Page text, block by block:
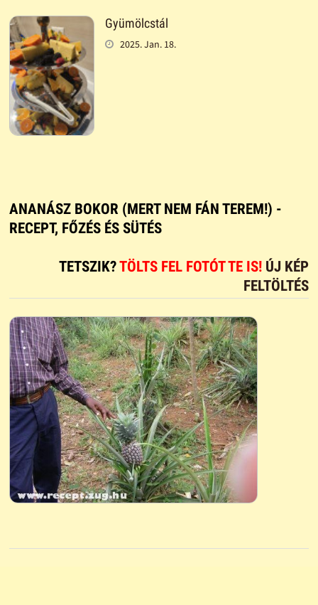
Gyümölcstál
2025. Jan. 18.
ANANÁSZ BOKOR (MERT NEM FÁN TEREM!) -
RECEPT, FŐZÉS ÉS SÜTÉS
TETSZIK?TÖLTS FEL FOTÓT TE IS! ÚJ KÉP
FELTÖLTÉS